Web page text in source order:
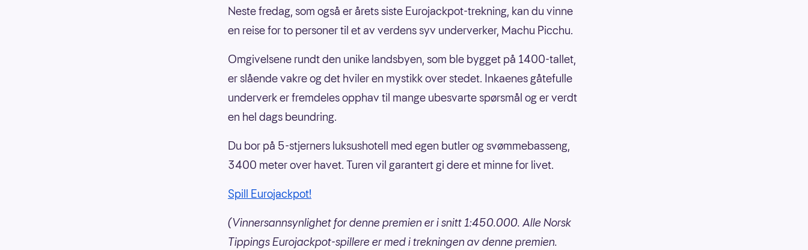
Neste fredag, som også er årets siste Eurojackpot-trekning, kan du vinne
en reise for to personer til et av verdens syv underverker, Machu Picchu.
Omgivelsene rundt den unike landsbyen, som ble bygget på 1400-tallet,
er slående vakre og det hviler en mystikk over stedet. Inkaenes gåtefulle
underverk er fremdeles opphav til mange ubesvarte spørsmål og er verdt
en hel dags beundring.
Du bor på 5-stjerners luksushotell med egen butler og svømmebasseng,
3400 meter over havet. Turen vil garantert gi dere et minne for livet.
Spill Eurojackpot!
(Vinnersannsynlighet for denne premien er i snitt 1:450.000. Alle Norsk
Tippings Eurojackpot-spillere er med i trekningen av denne premien.